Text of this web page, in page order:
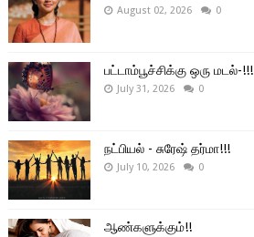
August 02, 2026 0
பட்டாம்பூச்சிக்கு ஒரு மடல்-!!!
July 31, 2026 0
நட்பியல் - சுரேஷ் தர்மா!!!
July 10, 2026 0
ஆண்களுக்கும்!!